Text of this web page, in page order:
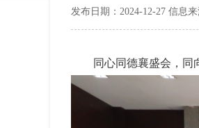
发布日期：2024-12-27 信息
同心同德襄盛会，同